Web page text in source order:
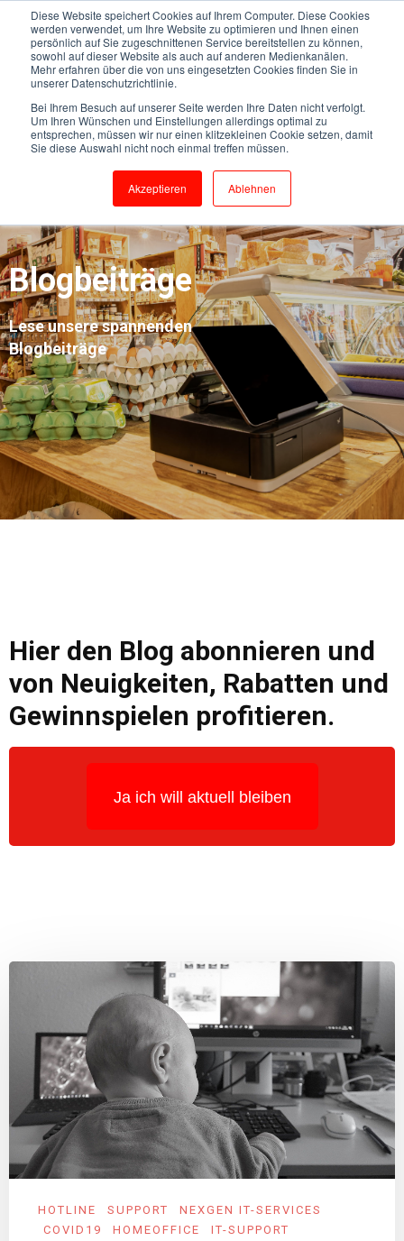
Diese Website speichert Cookies auf Ihrem Computer. Diese Cookies
werden verwendet, um Ihre Website zu optimieren und Ihnen einen
persönlich auf Sie zugeschnittenen Service bereitstellen zu können,
sowohl auf dieser Website als auch auf anderen Medienkanälen.
Mehr erfahren über die von uns eingesetzten Cookies finden Sie in
unserer Datenschutzrichtlinie.
Bei Ihrem Besuch auf unserer Seite werden Ihre Daten nicht verfolgt.
Um Ihren Wünschen und Einstellungen allerdings optimal zu
entsprechen, müssen wir nur einen klitzekleinen Cookie setzen, damit
Sie diese Auswahl nicht noch einmal treffen müssen.
Akzeptieren Ablehnen
Blogbeiträge
Lese unsere spannenden
Blogbeiträge
Hier den Blog abonnieren und
von Neuigkeiten, Rabatten und
Gewinnspielen profitieren.
Ja ich will aktuell bleiben
HOTLINE SUPPORT
NEXGEN IT-SERVICES
COVID19
HOMEOFFICE
IT-SUPPORT